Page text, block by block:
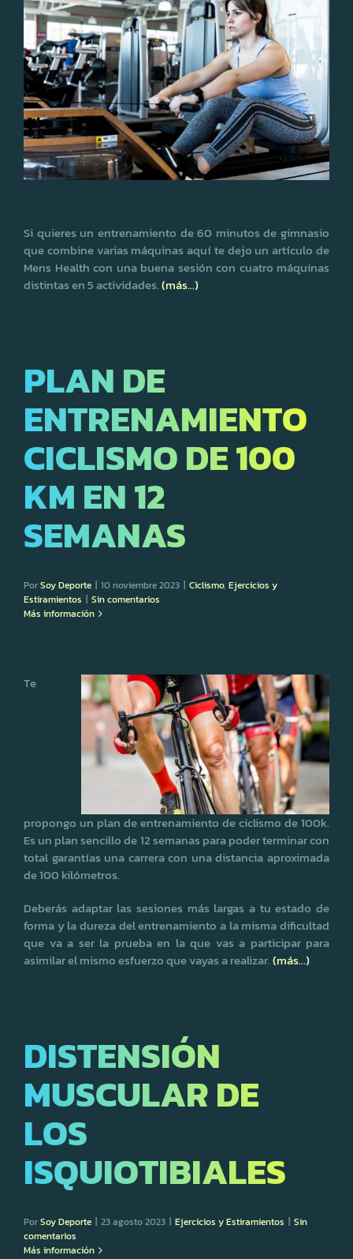
Si quieres un entrenamiento de 60 minutos de gimnasio
que combine varias máquinas aquí te dejo un artículo de
Mens Health con una buena sesión con cuatro máquinas
distintas en 5 actividades.(más…)
PLAN DE
ENTRENAMIENTO
CICLISMO DE 100
KM EN 12
SEMANAS
PorSoy Deporte | 10 noviembre 2023 | Ciclismo, Ejercicios y
Estiramientos | Sin comentarios
Más información
Te
propongo un plan de entrenamiento de ciclismo de 100k.
Es un plan sencillo de 12 semanas para poder terminar con
total garantías una carrera con una distancia aproximada
de 100 kilómetros.
Deberás adaptar las sesiones más largas a tu estado de
forma y la dureza del entrenamiento a la misma dificultad
que va a ser la prueba en la que vas a participar para
asimilar el mismo esfuerzo que vayas a realizar.(más…)
DISTENSIÓN
MUSCULAR DE
LOS
ISQUIOTIBIALES
PorSoy Deporte 23 agosto 2023 Ejercicios y Estiramientos
Sin
comentarios
Más información